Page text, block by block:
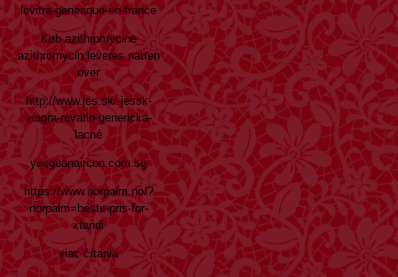
levitra-generique-en-france
Køb azithromycine
azithromycin leveres natten
over
http://www.jes.sk/-jessk-
viagra-revatio-generická-
lacné
yeeguanaircon.com.sg
https://www.norpalm.no/?
norpalm=beste-pris-for-
xtandi
viac čítania